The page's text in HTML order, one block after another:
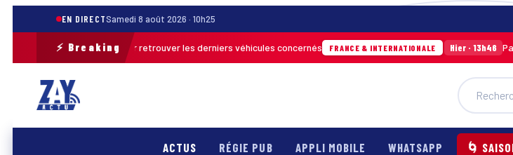
EN DIRECTSamedi 8 août 2026 · 10h25
⚡ Breaking
opération de terrain pour retrouver les derniers véhicules concernés FRANCE & INTERNATIONALE Hier · 13h46 Pas-
ACTUS RÉGIE PUB APPLI MOBILE WHATSAPP 🌀